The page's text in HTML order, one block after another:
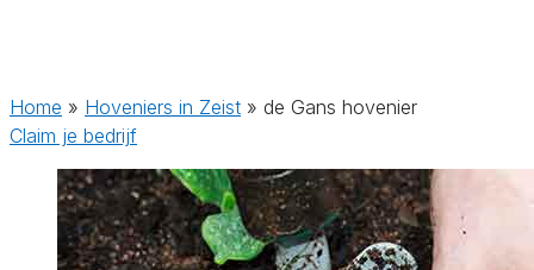
Home » Hoveniers in Zeist » de Gans hovenier
Claim je bedrijf